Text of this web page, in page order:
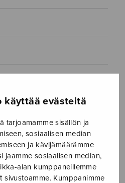
käyttää evästeitä
tarjoamamme sisällön ja
sosiaalisen median
ja kävijämäärämme
jaamme sosiaalisen median,
alan kumppaneillemme
sivustoamme. Kumppanimme